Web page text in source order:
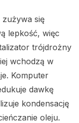
zużywa się
lepkość, więc
trójdrożny
wchodzą w
Komputer
dawkę
kondensację
oleju.